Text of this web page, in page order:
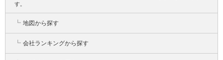
す。
┗ 地図から探す
┗ 会社ランキングから探す